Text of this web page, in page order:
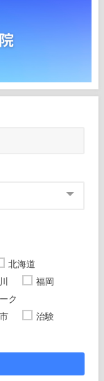
北海道
福岡
ク
治験